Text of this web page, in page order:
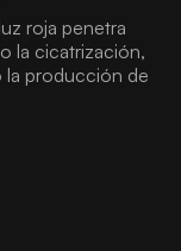
roja penetra
la cicatrización,
la producción de